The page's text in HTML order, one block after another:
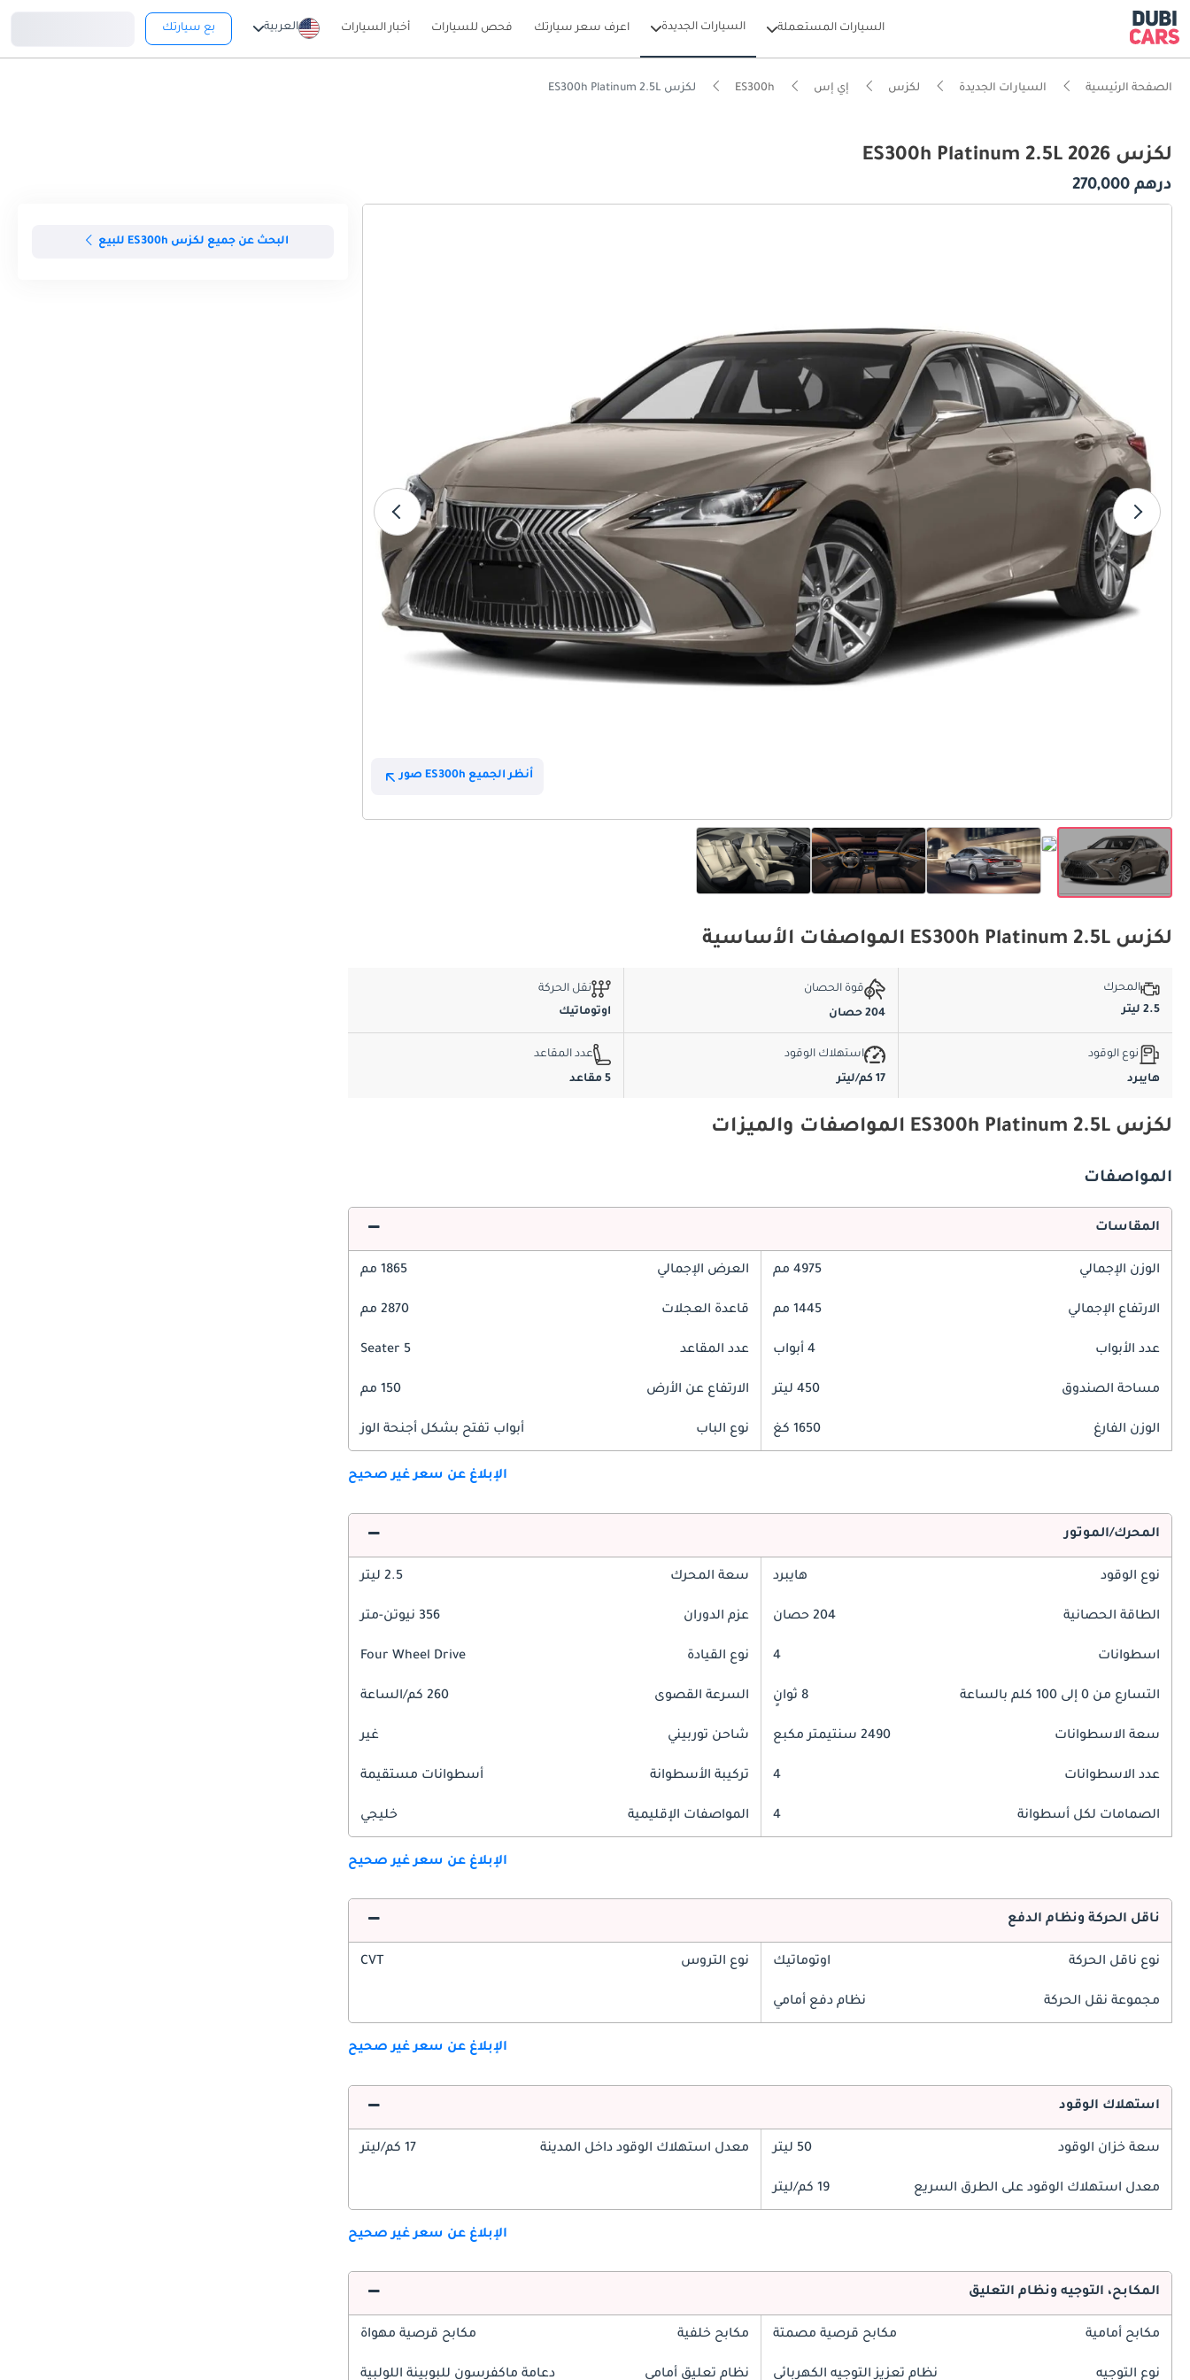
السيارات المستعملة السيارات الجديدة اعرف سعر سيارتك فحص للسيارات أخبار السيارات العربية بع سيارتك
الصفحة الرئيسية السيارات الجديدة لكزس إي إس ES300h لكزس ES300h Platinum 2.5L
لكزس ES300h Platinum 2.5L 2026
درهم 270,000
أنظر الجميع ES300h صور
البحث عن جميع لكزس ES300h للبيع
لكزس ES300h Platinum 2.5L المواصفات الأساسية
المحرك
2.5 ليتر
قوة الحصان
204 حصان
نقل الحركة
اوتوماتيك
نوع الوقود
هايبرد
استهلاك الوقود
17 كم/ليتر
عدد المقاعد
5 مقاعد
لكزس ES300h Platinum 2.5L المواصفات والميزات
المواصفات
المقاسات
الوزن الإجمالي 4975 مم العرض الإجمالي 1865 مم
الارتفاع الإجمالي 1445 مم قاعدة العجلات 2870 مم
عدد الأبواب 4 أبواب عدد المقاعد 5 Seater
مساحة الصندوق 450 ليتر الارتفاع عن الأرض 150 مم
الوزن الفارغ 1650 كغ نوع الباب أبواب تفتح بشكل أجنحة الوز
الإبلاغ عن سعر غير صحيح
المحرك/الموتور
نوع الوقود هايبرد سعة المحرك 2.5 ليتر
الطاقة الحصانية 204 حصان عزم الدوران 356 نيوتن-متر
اسطوانات 4 نوع القيادة Four Wheel Drive
التسارع من 0 إلى 100 كلم بالساعة 8 ثوانٍ السرعة القصوى 260 كم/الساعة
سعة الاسطوانات 2490 سنتيمتر مكبع شاحن توربيني غير
عدد الاسطوانات 4 تركيبة الأسطوانة أسطوانات مستقيمة
الصمامات لكل أسطوانة 4 المواصفات الإقليمية خليجي
الإبلاغ عن سعر غير صحيح
ناقل الحركة ونظام الدفع
نوع ناقل الحركة اوتوماتيك نوع التروس CVT
مجموعة نقل الحركة نظام دفع أمامي
الإبلاغ عن سعر غير صحيح
استهلاك الوقود
سعة خزان الوقود 50 ليتر معدل استهلاك الوقود داخل المدينة 17 كم/ليتر
معدل استهلاك الوقود على الطرق السريع 19 كم/ليتر
الإبلاغ عن سعر غير صحيح
المكابح، التوجيه ونظام التعليق
مكابح أمامية مكابح قرصية مصمتة مكابح خلفية مكابح قرصية مهواة
نوع التوجيه نظام تعزيز التوجيه الكهربائي نظام تعليق أمامي دعامة ماكفرسون للبوبينة اللولبية